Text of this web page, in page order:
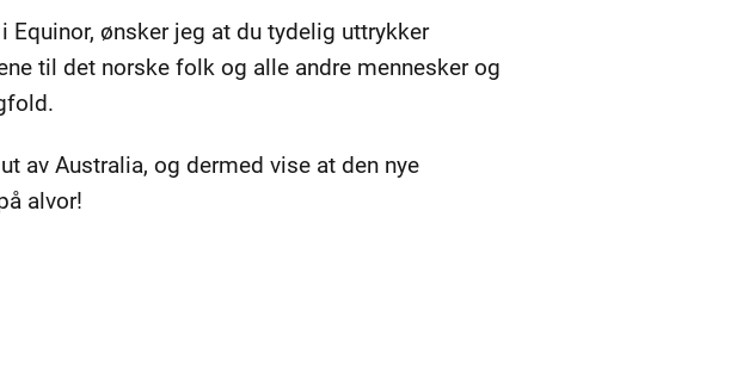
ønsker jeg at du tydelig uttrykker
til det norske folk og alle andre mennesker og
av Australia, og dermed vise at den nye
alvor!